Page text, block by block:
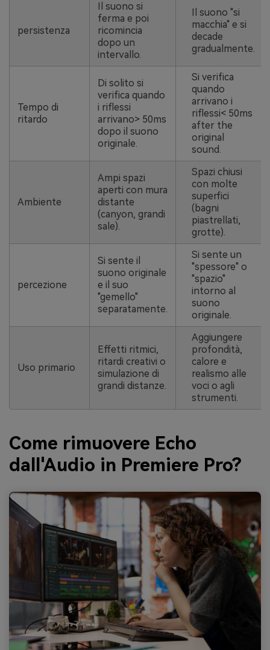
persistenza
Il suono si
ferma e poi
ricomincia
dopo un
intervallo.
Il suono "si
macchia" e si
decade
gradualmente.
Tempo di
ritardo
Di solito si
verifica quando
i riflessi
arrivano> 50ms
dopo il suono
originale.
Si verifica
quando
arrivano i
riflessi< 50ms
after the
original
sound.
Ambiente
Ampi spazi
aperti con mura
distante
(canyon, grandi
sale).
Spazi chiusi
con molte
superfici
(bagni
piastrellati,
grotte).
percezione
Si sente il
suono originale
e il suo
"gemello"
separatamente.
Si sente un
"spessore" o
"spazio"
intorno al
suono
originale.
Uso primario
Effetti ritmici,
ritardi creativi o
simulazione di
grandi distanze.
Aggiungere
profondità,
calore e
realismo alle
voci o agli
strumenti.
Come rimuovere Echo
dall'Audio in Premiere Pro?